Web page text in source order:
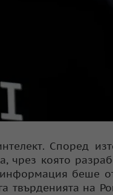
Според
чрез която
информация беше
твърденията на